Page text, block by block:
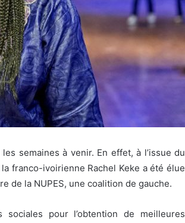
semaines à venir. En effet, à l’issue du
franco-ivoirienne Rachel Keke a été élue
de la NUPES, une coalition de gauche.
pour l’obtention de meilleures